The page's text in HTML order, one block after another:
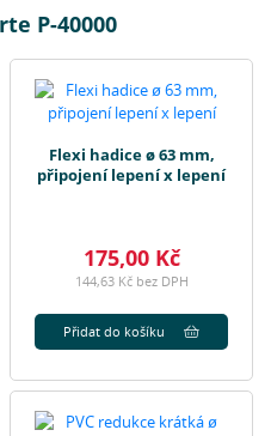
P-40000
Flexi hadice ø 63 mm,
připojení lepení x lepení
175,00 Kč
144,63 Kč bez DPH
Přidat do košíku